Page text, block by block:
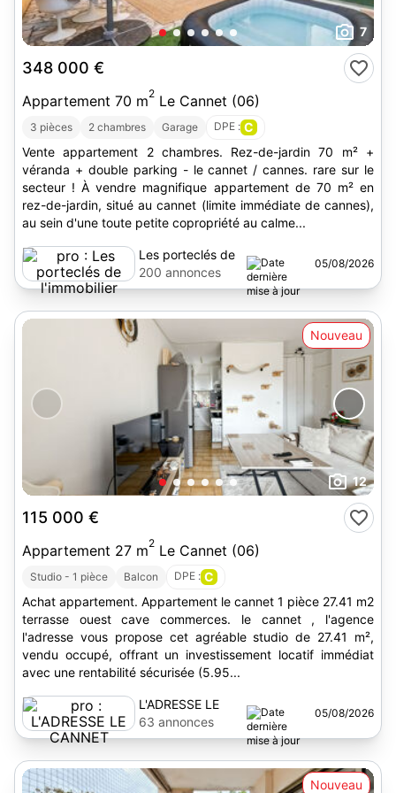
7
348 000 €
Appartement 70 m2 Le Cannet (06)
3 pièces 2 chambres Garage DPE : C
Vente appartement 2 chambres. Rez-de-jardin 70 m² +
véranda + double parking - le cannet / cannes. rare sur le
secteur ! À vendre magnifique appartement de 70 m² en
rez-de-jardin, situé au cannet (limite immédiate de cannes),
au sein d'une toute petite copropriété au calme...
Les porteclés de
l'immobilier
200 annonces
05/08/2026
Nouveau
12
115 000 €
Appartement 27 m2 Le Cannet (06)
Studio - 1 pièce Balcon DPE : C
Achat appartement. Appartement le cannet 1 pièce 27.41 m2
terrasse ouest cave commerces. le cannet , l'agence
l'adresse vous propose cet agréable studio de 27.41 m²,
vendu occupé, offrant un investissement locatif immédiat
avec une rentabilité sécurisée (5.95...
L'ADRESSE LE
CANNET
63 annonces
05/08/2026
Nouveau